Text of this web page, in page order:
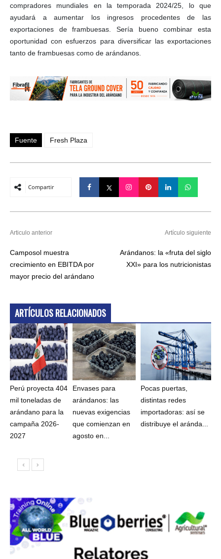
compradores mundiales en la temporada 2024/25, lo que
ayudará a aumentar los ingresos procedentes de las
exportaciones de frambuesas. Sería bueno combinar esta
oportunidad con esfuerzos para diversificar las exportaciones
tanto de frambuesas como de arándanos.
Fuente Fresh Plaza
Compartir
Articulo anterior
Camposol muestra
crecimiento en EBITDA por
mayor precio del arándano
Artículo siguiente
Arándanos: la «fruta del siglo
XXI» para los nutricionistas
ARTÍCULOS RELACIONADOS
Perú proyecta 404
mil toneladas de
arándano para la
campaña 2026-
2027
Envases para
arándanos: las
nuevas exigencias
que comienzan en
agosto en...
Pocas puertas,
distintas redes
importadoras: así se
distribuye el aránda...